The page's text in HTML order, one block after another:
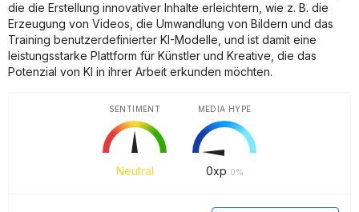
die die Erstellung innovativer Inhalte erleichtern, wie z. B. die
Erzeugung von Videos, die Umwandlung von Bildern und das
Training benutzerdefinierter KI-Modelle, und ist damit eine
leistungsstarke Plattform für Künstler und Kreative, die das
Potenzial von KI in ihrer Arbeit erkunden möchten.
Neutral
SENTIMENT
0xp 0%
MEDIA HYPE